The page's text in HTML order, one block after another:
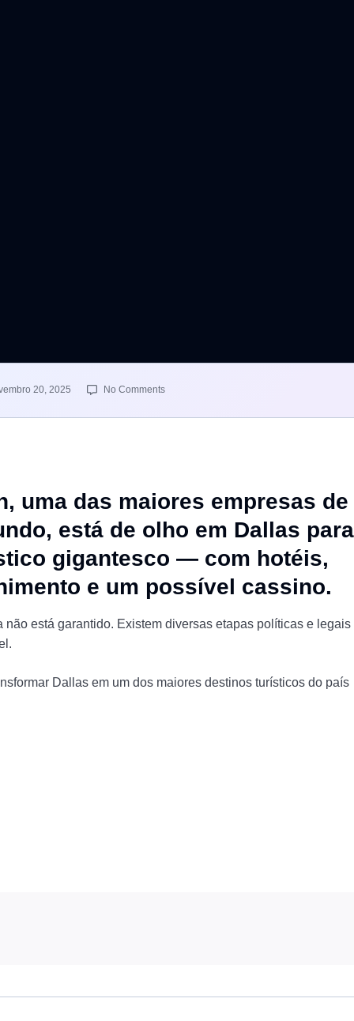
20, 2025 No Comments
uma das maiores empresas de
está de olho em Dallas para
gigantesco — com hotéis,
e um possível cassino.
está garantido. Existem diversas etapas políticas e legais
Dallas em um dos maiores destinos turísticos do país